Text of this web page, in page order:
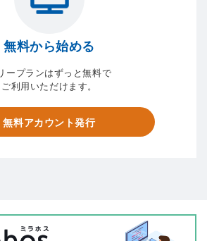
無料から始める
ープランはずっと無料で
ご利用いただけます。
無料アカウント発行